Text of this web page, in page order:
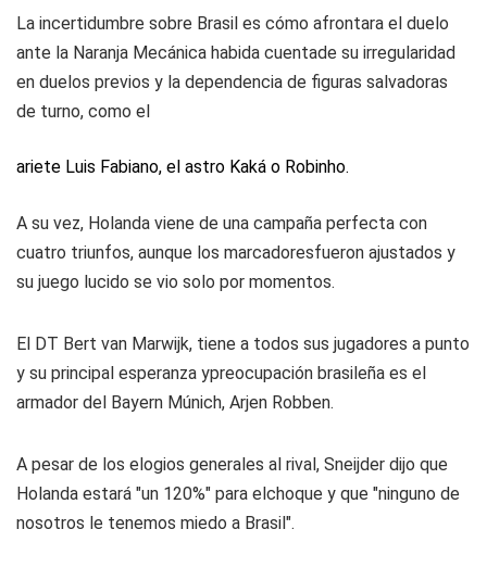
La incertidumbre sobre Brasil es cómo afrontara el duelo
ante la Naranja Mecánica habida cuentade su irregularidad
en duelos previos y la dependencia de figuras salvadoras
de turno, como el
ariete Luis Fabiano, el astro Kaká o Robinho.
A su vez, Holanda viene de una campaña perfecta con
cuatro triunfos, aunque los marcadoresfueron ajustados y
su juego lucido se vio solo por momentos.
El DT Bert van Marwijk, tiene a todos sus jugadores a punto
y su principal esperanza ypreocupación brasileña es el
armador del Bayern Múnich, Arjen Robben.
A pesar de los elogios generales al rival, Sneijder dijo que
Holanda estará "un 120%" para elchoque y que "ninguno de
nosotros le tenemos miedo a Brasil".